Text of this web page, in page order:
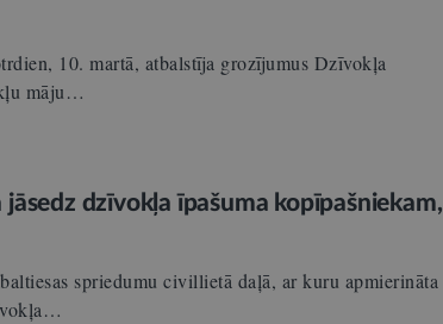
10. martā, atbalstīja grozījumus Dzīvokļa
māju…
dzīvokļa īpašuma kopīpašniekam,
spriedumu civillietā daļā, ar kuru apmierināta